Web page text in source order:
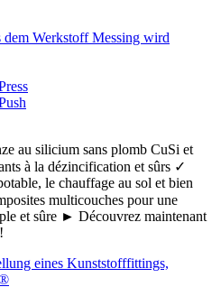
au silicium sans plomb CuSi et
à la dézincification et sûrs ✓
le chauffage au sol et bien
multicouches pour une
et sûre ► Découvrez maintenant